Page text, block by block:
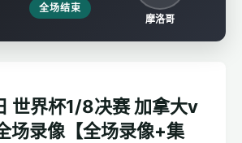
全场结束
摩洛哥
世界杯1/8决赛 加拿大v
场录像【全场录像+集